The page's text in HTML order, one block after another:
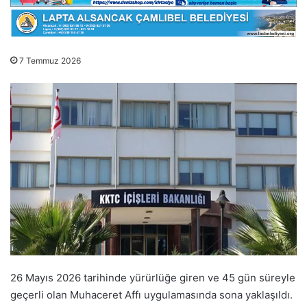
7 Temmuz 2026
26 Mayıs 2026 tarihinde yürürlüğe giren ve 45 gün süreyle
geçerli olan Muhaceret Affı uygulamasında sona yaklaşıldı.